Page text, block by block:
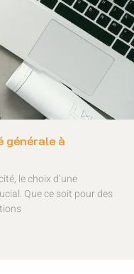
générale à
le choix d’une
Que ce soit pour des